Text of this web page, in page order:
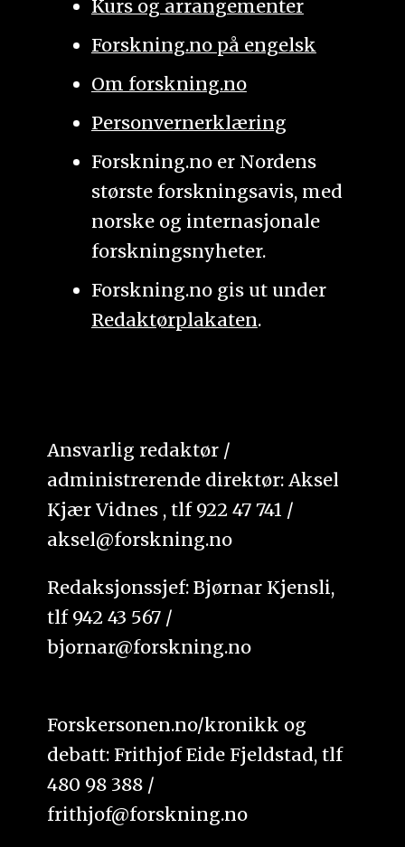
Kurs og arrangementer
Forskning.no på engelsk
Om forskning.no
Personvernerklæring
Forskning.no er Nordens
største forskningsavis, med
norske og internasjonale
forskningsnyheter.
Forskning.no gis ut under
Redaktørplakaten.
Ansvarlig redaktør /
administrerende direktør: Aksel
Kjær Vidnes , tlf 922 47 741 /
aksel@forskning.no
Redaksjonssjef: Bjørnar Kjensli,
tlf 942 43 567 /
bjornar@forskning.no
Forskersonen.no/kronikk og
debatt: Frithjof Eide Fjeldstad, tlf
480 98 388 /
frithjof@forskning.no